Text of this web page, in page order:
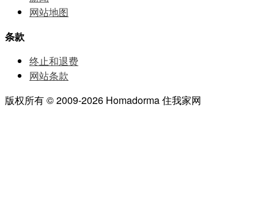
网站地图
条款
终止和退费
网站条款
版权所有 © 2009-2026 Homadorma 住我家网